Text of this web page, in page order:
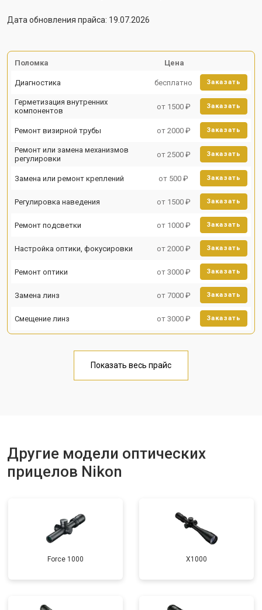
Дата обновления прайса: 19.07.2026
Поломка Цена
Диагностика бесплатно Заказать
Герметизация внутренних
компонентов
от 1500 ₽ Заказать
Ремонт визирной трубы от 2000 ₽ Заказать
Ремонт или замена механизмов
регулировки
от 2500 ₽ Заказать
Замена или ремонт креплений от 500 ₽ Заказать
Регулировка наведения от 1500 ₽ Заказать
Ремонт подсветки от 1000 ₽ Заказать
Настройка оптики, фокусировки от 2000 ₽ Заказать
Ремонт оптики от 3000 ₽ Заказать
Замена линз от 7000 ₽ Заказать
Смещение линз от 3000 ₽ Заказать
Показать весь прайс
Другие модели оптических
прицелов Nikon
Force 1000 X1000